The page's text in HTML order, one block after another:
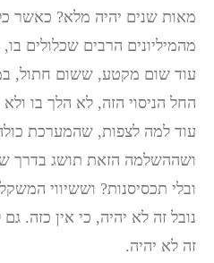
מאות שנים יהיה מלא? כאשר
מהמיליונים הרבים שכלולים
עוד שום מקטע, ששום חתול,
החל הניסוי הזה, לא הלך בו
עוד למה לצפות, שהמערכת
ושההשלמה הזאת תושג בדרך
ובלי תכסיסנות? וששיווי
נובל זה לא יהיה, כי אין כזה.
זה לא יהיה.